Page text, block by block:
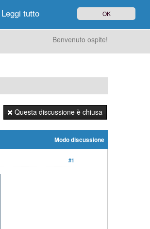
Utenti
Benvenuto ospite!
Questa discussione è chiusa
Modo discussione
#1
Leggi tutto OK